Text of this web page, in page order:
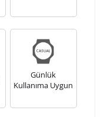
gravür işleme
Gravür İşlemi
verilecektir.
değişim
Günlük
Kullanıma Uygun